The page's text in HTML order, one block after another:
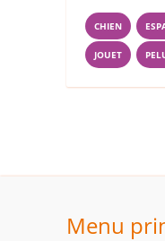
CHIEN
JOUET
Menu